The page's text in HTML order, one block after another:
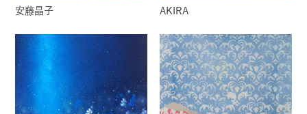
安藤晶子 AKIRA